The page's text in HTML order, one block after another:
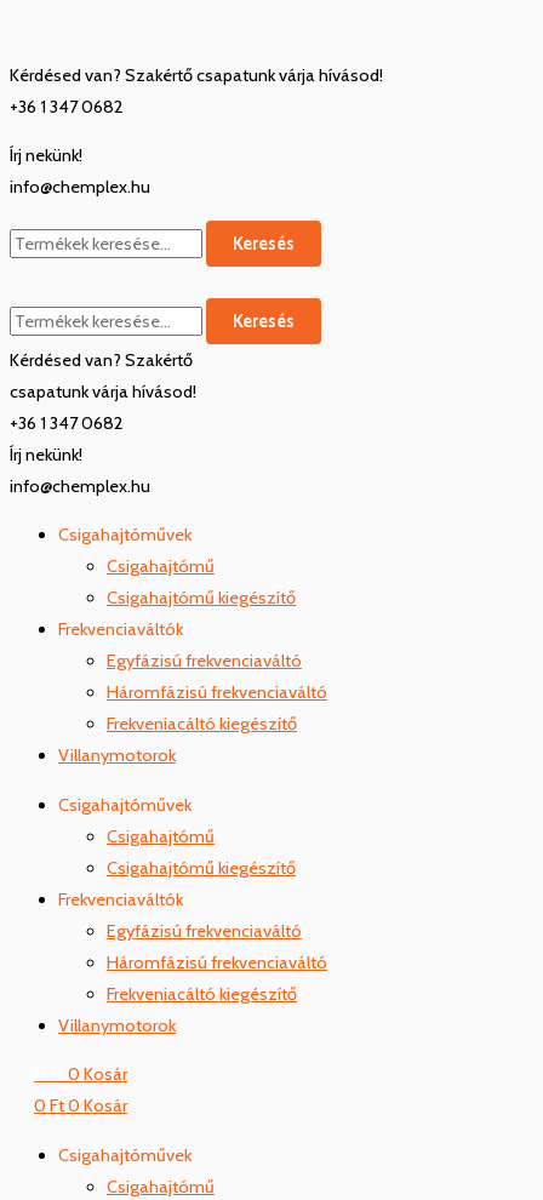
content
Kérdésed van? Szakértő csapatunk várja hívásod!
+36 1 347 0682
Írj nekünk!
info@chemplex.hu
következőre:
Keresés
következőre:
Keresés
Kérdésed van? Szakértő
csapatunk várja hívásod!
+36 1 347 0682
Írj nekünk!
info@chemplex.hu
Csigahajtóművek
Csigahajtómű
Csigahajtómű kiegészítő
Frekvenciaváltók
Egyfázisú frekvenciaváltó
Háromfázisú frekvenciaváltó
Frekveniacáltó kiegészítő
Villanymotorok
Csigahajtóművek
Csigahajtómű
Csigahajtómű kiegészítő
Frekvenciaváltók
Egyfázisú frekvenciaváltó
Háromfázisú frekvenciaváltó
Frekveniacáltó kiegészítő
Villanymotorok
0 Kosár
0 Ft0 Kosár
Csigahajtóművek
Csigahajtómű
0.75GB
0,75kW
mennyiség